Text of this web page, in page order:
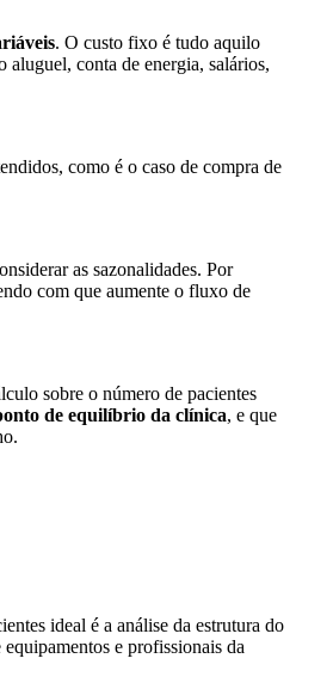
. O custo fixo é tudo aquilo
conta de energia, salários,
como é o caso de compra de
as sazonalidades. Por
com que aumente o fluxo de
sobre o número de pacientes
de equilíbrio da clínica, e que
ideal é a análise da estrutura do
e profissionais da